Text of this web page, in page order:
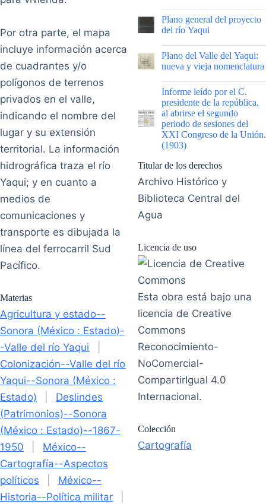
Por otra parte, el mapa
incluye información acerca
de cuadrantes y/o
polígonos de terrenos
privados en el valle,
indicando el nombre del
lugar y su extensión
territorial. La información
hidrográfica traza el río
Yaqui; y en cuanto a
medios de
comunicaciones y
transporte es dibujada la
línea del ferrocarril Sud
Pacífico.
Materias
Agricultura y estado--
Sonora (México : Estado)-
-Valle del río Yaqui
Colonización--Valle del río
Yaqui--Sonora (México :
Estado)
Deslindes
(Patrimonios)--Sonora
(México : Estado)--1867-
1950
México--
Cartografía--Aspectos
políticos
México--
Historia--Política militar
|
Plano general del proyecto
del río Yaqui
|
Plano del Valle del Yaqui:
nueva y vieja nomenclatura
|
Informe leído por el C.
presidente de la república,
al abrirse el segundo
periodo de sesiones del
XXI Congreso de la Unión.
(1903)
Titular de los derechos
Archivo Histórico y
Biblioteca Central del
Agua
Licencia de uso
Esta obra está bajo una
licencia de Creative
Commons
Reconocimiento-
NoComercial-
CompartirIgual 4.0
Internacional.
Colección
Cartografía